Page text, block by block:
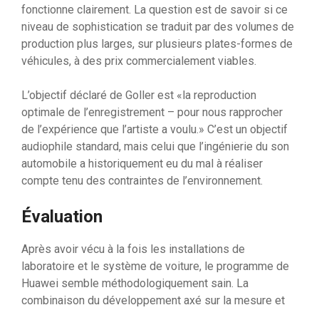
fonctionne clairement. La question est de savoir si ce
niveau de sophistication se traduit par des volumes de
production plus larges, sur plusieurs plates-formes de
véhicules, à des prix commercialement viables.
L’objectif déclaré de Goller est «la reproduction
optimale de l’enregistrement – pour nous rapprocher
de l’expérience que l’artiste a voulu.» C’est un objectif
audiophile standard, mais celui que l’ingénierie du son
automobile a historiquement eu du mal à réaliser
compte tenu des contraintes de l’environnement.
Évaluation
Après avoir vécu à la fois les installations de
laboratoire et le système de voiture, le programme de
Huawei semble méthodologiquement sain. La
combinaison du développement axé sur la mesure et